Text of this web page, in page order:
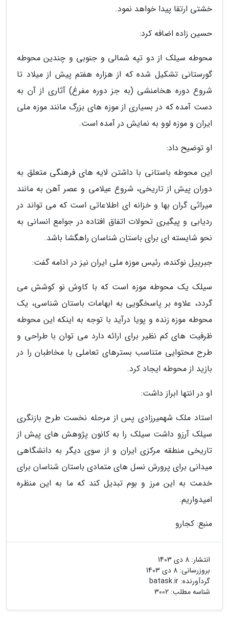
خشتی ارتقا پیدا خواهد نمود.
حسین زاده اضافه کرد:
محوطه سیلک از دو تپه شمالی و جنوبی و چندین محوطه
گورستانی تشکیل شده که از هزاره هفتم پیش از میلاد تا
شروع دوره هخامنشی (به جز دوره مفرغ) آثاری از آن به
دست آمده که در بسیاری از موزه های بزرگ مانند موزه ملی
ایران و موزه لوو به نمایش در آمده است.
او توضیح داد:
این محوطه باستانی با داشتن لایه های فرهنگی متعلق به
دوران پیش از تاریخی، شروع عیلامی و عصر آهن به مانند
میراثی گران بها و خزانه ای اطلاعاتی است که می تواند در
ردیابی و پیگیری تحولات اتفاق افتاده در جوامع انسانی به
نحو شایسته ای برای باستان شناسان راهگشا باشد.
جبرییل نوکنده، رئیس موزه ملی ایران نیز در ادامه گفت:
سیلک یک محوطه موزه است که با کاوش نو کوشش می
گردد، علاوه بر پاسخگویی به ابهامات باستان شناسی، یک
محوطه موزه زنده و پویا درآید با توجه به اینکه این محوطه
ظرفیت های کم نظیر برای ارائه دارد می توان با طراحی و
طرح محتوایی متناسب بسترهای تعاملی با مخاطبان را در
بازید از محوطه ایجاد کرد.
او در انتها ابراز داشت:
استاد ملک شهمیرزادی پس از مرحله نخست طرح بازنگری
سیلک آرزو داشت سیلک را به کانون پژوهش های پیش از
تاریخی منطقه مرکزی ایران و از سوی دیگر به دانشگاهی
میدانی برای پرورش نسل های متمادی باستان شناسان برای
خدمت به این مرز و بوم تبدیل کند که ما به این منظره
امیدواریم.
منبع: کجارو
انتشار: 8 دی 1403
بروزرسانی: 8 دی 1403
گردآورنده: batask.ir
شناسه مطلب: 3002